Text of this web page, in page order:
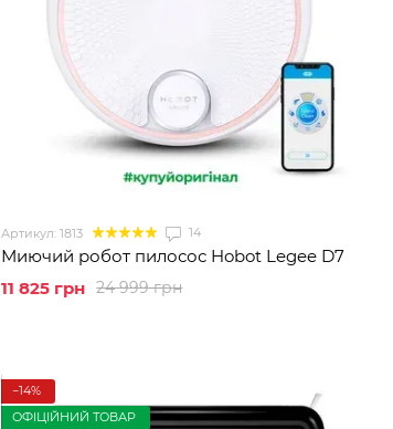
Артикул: 1813 14
Миючий робот пилосос Hobot Legee D7
24 999 грн
11 825 грн
−14%
ОФІЦІЙНИЙ ТОВАР